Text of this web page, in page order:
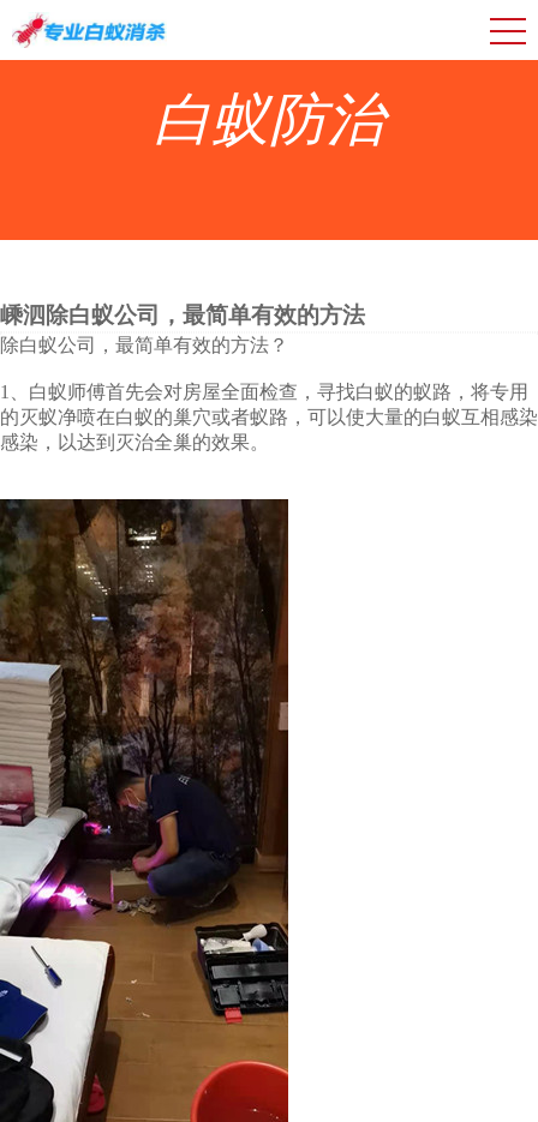
白蚁防治
嵊泗除白蚁公司，最简单有效的方法
除白蚁公司，最简单有效的方法？
1、白蚁师傅首先会对房屋全面检查，寻找白蚁的蚁路，将专用
的灭蚁净喷在白蚁的巢穴或者蚁路，可以使大量的白蚁互相感染
感染，以达到灭治全巢的效果。